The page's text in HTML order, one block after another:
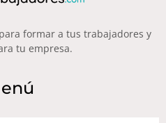
formar a tus trabajadores y
tu empresa.